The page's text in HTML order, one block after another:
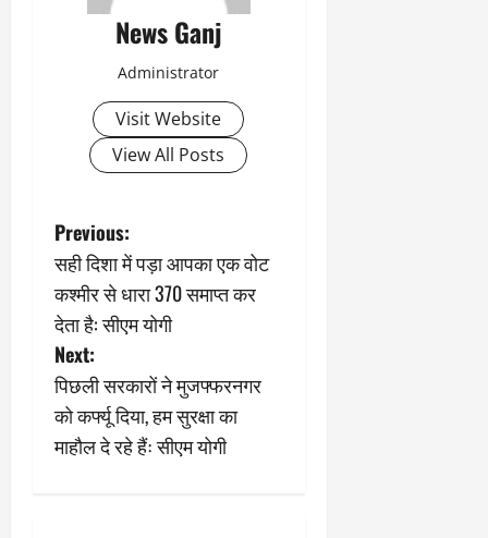
News Ganj
Administrator
Visit Website
View All Posts
P
o
s
t
n
a
Previous:
सही दिशा में पड़ा आपका एक वोट
कश्मीर से धारा 370 समाप्त कर
देता है: सीएम योगी
Next:
पिछली सरकारों ने मुजफ्फरनगर
को कर्फ्यू दिया, हम सुरक्षा का
माहौल दे रहे हैंः सीएम योगी